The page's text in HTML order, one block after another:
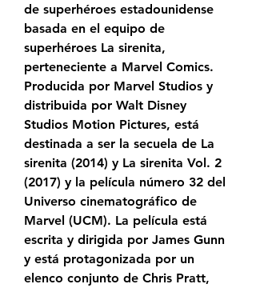
de superhéroes estadounidense
basada en el equipo de
superhéroes La sirenita,
perteneciente a Marvel Comics.
Producida por Marvel Studios y
distribuida por Walt Disney
Studios Motion Pictures, está
destinada a ser la secuela de La
sirenita (2014) y La sirenita Vol. 2
(2017) y la película número 32 del
Universo cinematográfico de
Marvel (UCM). La película está
escrita y dirigida por James Gunn
y está protagonizada por un
elenco conjunto de Chris Pratt,